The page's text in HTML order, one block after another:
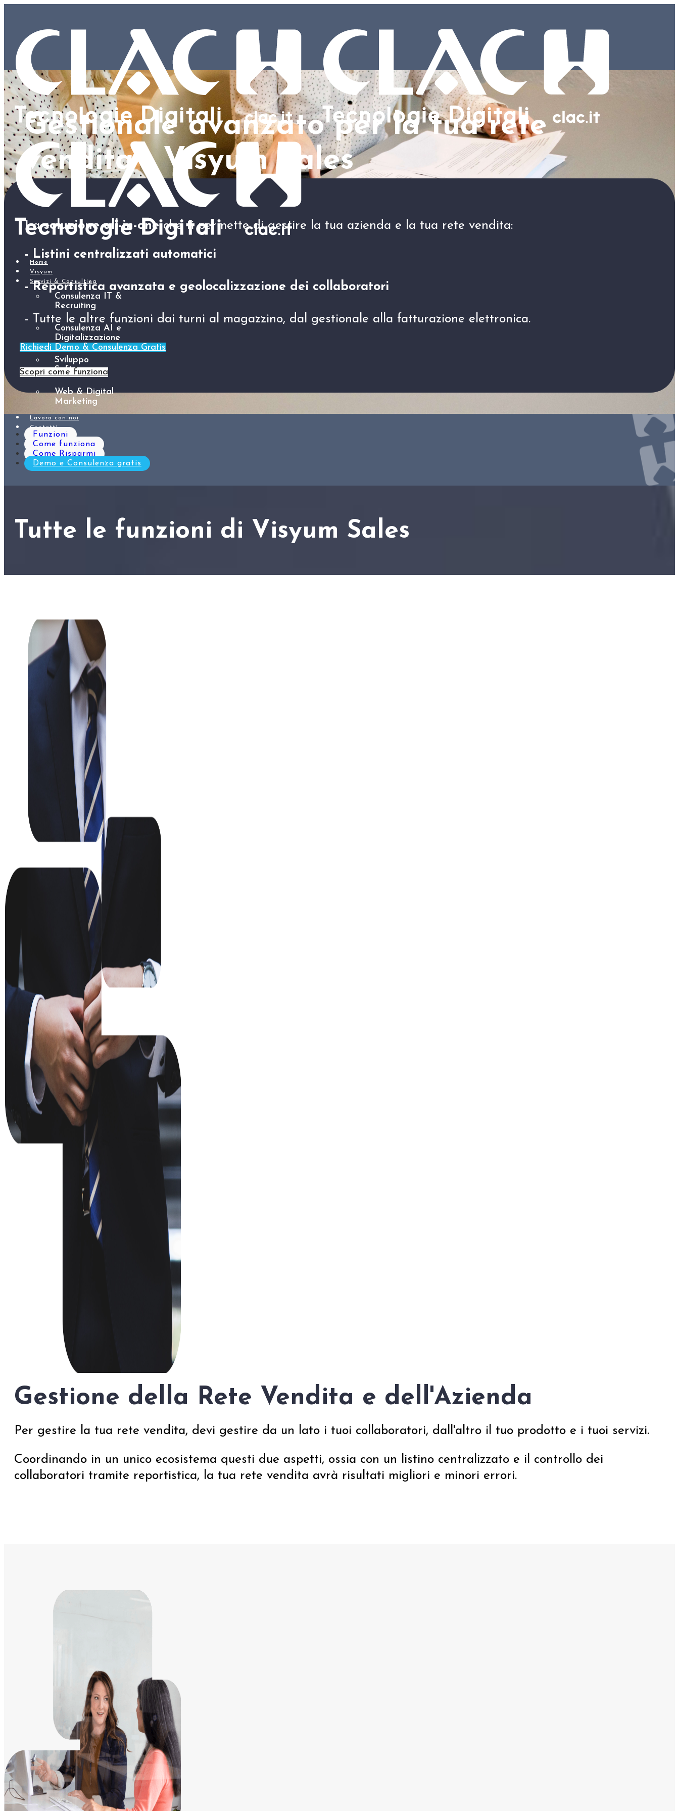
Home
Visyum
Servizi & Consulting
Consulenza IT &
Recruiting
Consulenza AI e
Digitalizzazione
Sviluppo
Software
Web & Digital
Marketing
Lavora con noi
Contatti
Gestionale avanzato per la tua rete
vendita - Visyum Sales
Lasoluzione all-in-oneche ti permette di gestire la tua azienda e la tua rete vendita:
- Listini centralizzati automatici
- Reportistica avanzata e geolocalizzazione dei collaboratori
- Tutte le altre funzioni dai turni al magazzino, dal gestionale alla fatturazione elettronica.
Richiedi Demo & Consulenza Gratis
Scopri come funziona
Funzioni
Come funziona
Come Risparmi
Demo e Consulenza gratis
Tutte le funzioni di Visyum Sales
Gestione della Rete Vendita e dell'Azienda
Per gestire la tua rete vendita, devi gestire da un lato i tuoi collaboratori, dall'altro il tuo prodotto e i tuoi servizi.
Coordinando in un unico ecosistema questi due aspetti, ossia con un listino centralizzato e il controllo dei
collaboratori tramite reportistica, la tua rete vendita avrà risultati migliori e minori errori.